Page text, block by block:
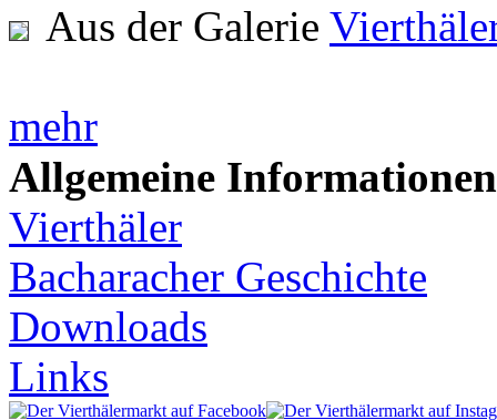
Aus der Galerie
mehr
Allgemeine Informationen
Vierthäler
Bacharacher Geschichte
Downloads
Links